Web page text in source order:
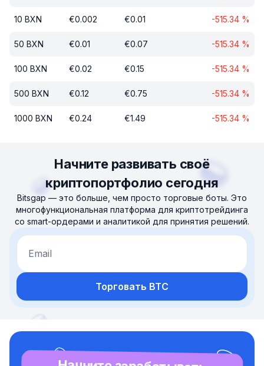
10 BXN €0.002 €0.01 -515.34 %
50 BXN €0.01 €0.07 -515.34 %
100 BXN €0.02 €0.15 -515.34 %
500 BXN €0.12 €0.75 -515.34 %
1000 BXN €0.24 €1.49 -515.34 %
Начните развивать своё
криптопортфолио сегодня
Bitsgap — это больше, чем просто торговые боты. Это
многофункциональная платформа для криптотрейдинга
со smart-ордерами и аналитикой для принятия решений.
Email
Торговать BTC